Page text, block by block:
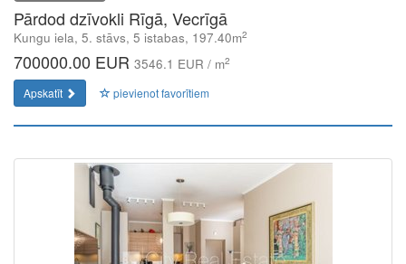
Pārdod dzīvokli Rīgā, Vecrīgā
Kungu iela, 5. stāvs, 5 istabas, 197.40m2
700000.00 EUR 3546.1 EUR / m2
Apskatīt pievienot favorītiem